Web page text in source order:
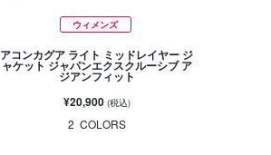
ウィメンズ
アコンカグア ライト ミッドレイヤー ジ
ャケット ジャパンエクスクルーシブ ア
ジアンフィット
¥20,900 (税込)
2 COLORS